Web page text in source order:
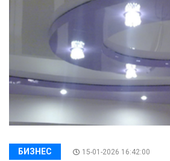
БИЗНЕС 15-01-2026 16:42:00